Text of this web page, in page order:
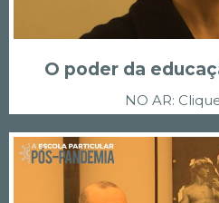
O poder da
NO AR: